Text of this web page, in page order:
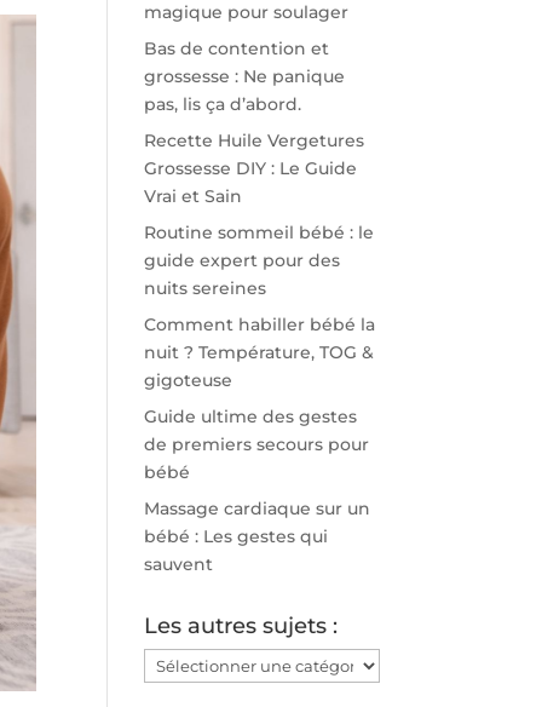
magique pour soulager
Bas de contention et
grossesse : Ne panique
pas, lis ça d’abord.
Recette Huile Vergetures
Grossesse DIY : Le Guide
Vrai et Sain
Routine sommeil bébé : le
guide expert pour des
nuits sereines
Comment habiller bébé la
nuit ? Température, TOG &
gigoteuse
Guide ultime des gestes
de premiers secours pour
bébé
Massage cardiaque sur un
bébé : Les gestes qui
sauvent
Les autres sujets :
Les
autres